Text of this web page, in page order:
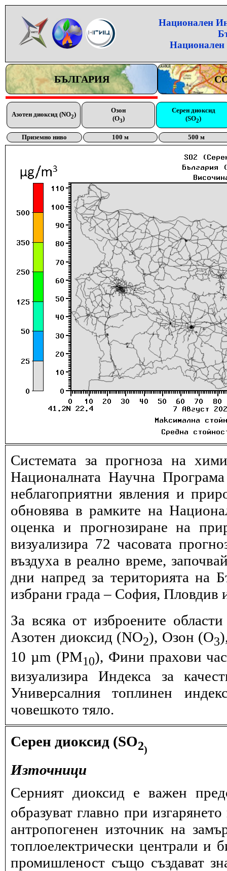
Национален
Национален
БЪЛГАРИЯ
Азотен диоксид (NO2)
Озон
(O3)
Серен диоксид
(SO2)
Приземно ниво 100 м 500 м
Системата за прогноза на
Националната Научна
неблагоприятни явления и
обновява в рамките на
оценка и прогнозиране на
визуализира 72 часовата
въздуха в реално време,
дни напред за територията на
избрани града – София, Пловдив
За всяка от изброените
Азотен диоксид (NO2), Озон (O3
10 µm (PM10), Фини прахови
визуализира Индекса за
Универсалния топлинен
човешкото тяло.
Серен диоксид (SO2)
Източници
Серният диоксид е важен
образуват главно при
антропогенен източник на
топлоелектрически централи и
промишленост също създават